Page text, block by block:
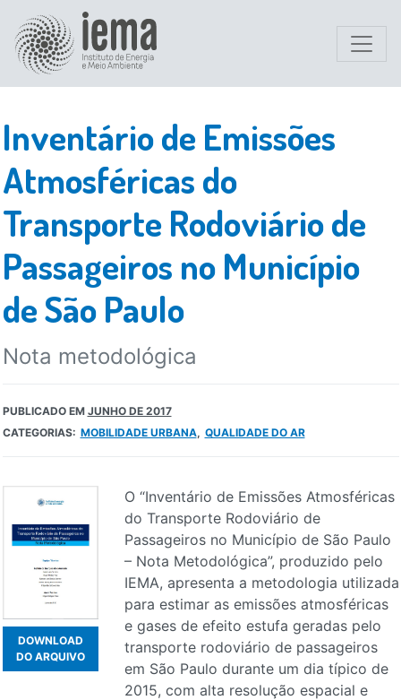
Inventário de Emissões
Atmosféricas do
Transporte Rodoviário de
Passageiros no Município
de São Paulo
Nota metodológica
PUBLICADO EM JUNHO DE 2017
CATEGORIAS: MOBILIDADE URBANA QUALIDADE DO AR
DOWNLOAD
DO ARQUIVO
O “Inventário de Emissões Atmosféricas
do Transporte Rodoviário de
Passageiros no Município de São Paulo
– Nota Metodológica”, produzido pelo
IEMA, apresenta a metodologia utilizada
para estimar as emissões atmosféricas
e gases de efeito estufa geradas pelo
transporte rodoviário de passageiros
em São Paulo durante um dia típico de
2015, com alta resolução espacial e